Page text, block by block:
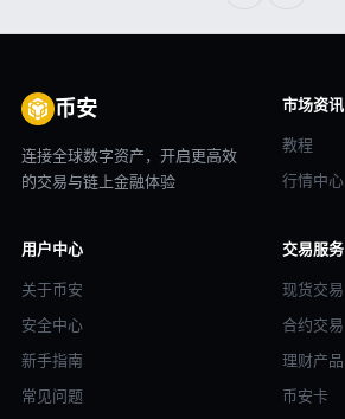
币安
连接全球数字资产，开启更高效
的交易与链上金融体验
市场资讯
教程
行情中心
用户中心
关于币安
安全中心
新手指南
常见问题
交易服务
现货交易
合约交易
理财产品
币安卡